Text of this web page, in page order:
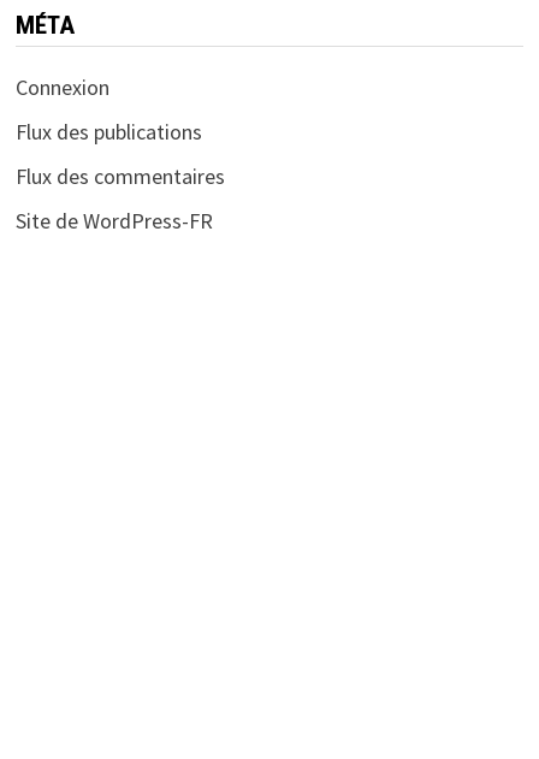
MÉTA
Connexion
Flux des publications
Flux des commentaires
Site de WordPress-FR